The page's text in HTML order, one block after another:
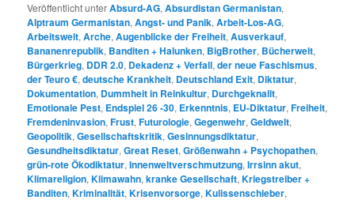
Veröffentlicht unterAbsurd-AG,Absurdistan Germanistan,
Alptraum Germanistan,Angst- und Panik,Arbeit-Los-AG,
Arbeitswelt,Arche,Augenblicke der Freiheit,Ausverkauf,
Bananenrepublik, Banditen + Halunken, BigBrother, Bücherwelt,
Bürgerkrieg, DDR 2.0, Dekadenz + Verfall,der neue Faschismus,
der Teuro €,deutsche Krankheit, Deutschland Exit, Diktatur,
Dokumentation, Dummheit in Reinkultur, Durchgeknallt,
Emotionale Pest, Endspiel 26 -30, Erkenntnis, EU-Diktatur,Freiheit,
Fremdeninvasion,Frust,Futurologie,Gegenwehr,Geldwelt,
Geopolitik,Gesellschaftskritik,Gesinnungsdiktatur,
Gesundheitsdiktatur,Great Reset,Größenwahn + Psychopathen,
grün-rote Ökodiktatur,Innenweltverschmutzung,Irrsinn akut,
Klimareligion,Klimawahn,kranke Gesellschaft,Kriegstreiber +
Banditen,Kriminalität,Krisenvorsorge,Kulissenschieber,